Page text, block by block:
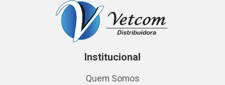
Institucional
Quem Somos